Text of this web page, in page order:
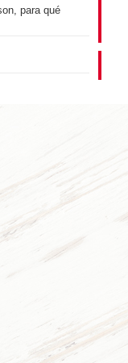
para qué